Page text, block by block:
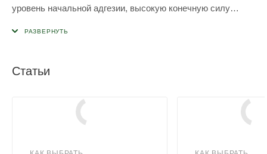
уровень начальной адгезии, высокую конечную силу
Статьи